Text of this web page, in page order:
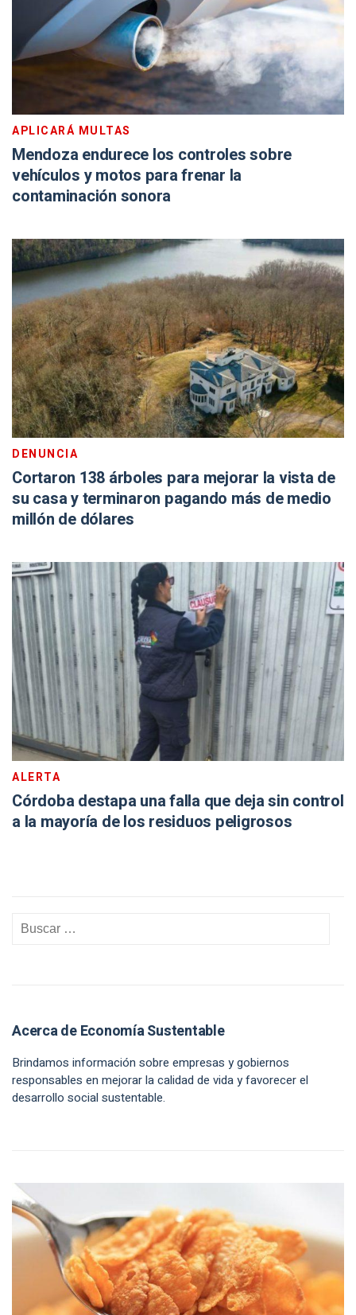
APLICARÁ MULTAS
Mendoza endurece los controles sobre
vehículos y motos para frenar la
contaminación sonora
DENUNCIA
Cortaron 138 árboles para mejorar la vista de
su casa y terminaron pagando más de medio
millón de dólares
ALERTA
Córdoba destapa una falla que deja sin control
a la mayoría de los residuos peligrosos
Acerca de Economía Sustentable
Brindamos información sobre empresas y gobiernos
responsables en mejorar la calidad de vida y favorecer el
desarrollo social sustentable.